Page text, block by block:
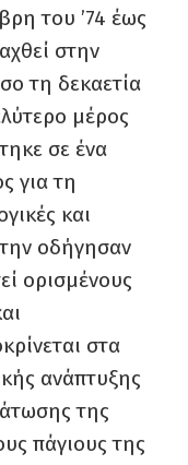
του ’74 έως
στην
τη δεκαετία
μέρος
σε ένα
για τη
και
οδήγησαν
ορισμένους
στα
ανάπτυξης
της
πάγιους της